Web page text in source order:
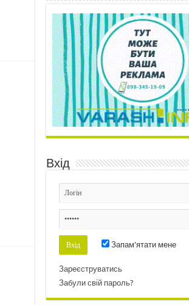
Вхід
Запам'ятати мене
Зареєструватись
Забули свій пароль?